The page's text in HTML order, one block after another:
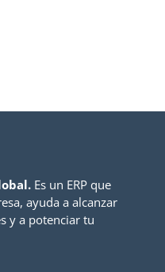
Es un ERP que
ayuda a alcanzar
y a potenciar tu